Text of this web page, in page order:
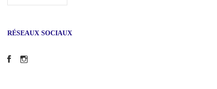
RÉSEAUX SOCIAUX
Facebook
Instagram